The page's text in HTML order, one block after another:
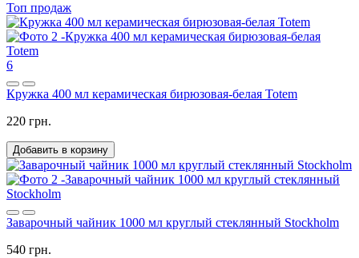
Топ продаж
6
Кружка 400 мл керамическая бирюзовая-белая Totem
220 грн.
Добавить в корзину
Заварочный чайник 1000 мл круглый стеклянный Stockholm
540 грн.